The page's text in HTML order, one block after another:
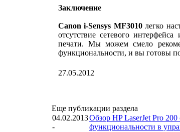
Заключение
Canon i-Sensys MF3010легко
отсутствие сетевого
печати. Мы можем смело
функциональности, и вы готовы
27.05.2012
Еще публикации раздела
04.02.2013
-
Обзор HP LaserJet Pro
функциональности в